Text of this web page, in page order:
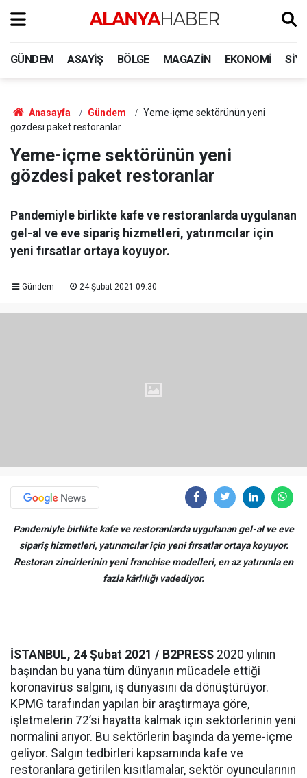
GÜNDEM ASAYIŞ BÖLGE MAGAZIN EKONOMI
Anasayfa Gündem
Yeme-içme sektörünün yeni
gözdesi paket restoranlar
Yeme-içme sektörünün yeni
gözdesi paket restoranlar
Pandemiyle birlikte kafe ve restoranlarda uygulanan
gel-al ve eve sipariş hizmetleri, yatırımcılar için
yeni fırsatlar ortaya koyuyor.
Gündem 24 Şubat 2021 09:30
Pandemiyle birlikte kafe ve restoranlarda uygulanan gel-al ve eve
sipariş hizmetleri, yatırımcılar için yeni fırsatlar ortaya koyuyor.
Restoran zincirlerinin yeni franchise modelleri, en az yatırımla en
fazla kârlılığı vadediyor.
İSTANBUL, 24 Şubat 2021 / B2PRESS 2020 yılının
başından bu yana tüm dünyanın mücadele ettiği
koronavirüs salgını, iş dünyasını da dönüştürüyor.
KPMG tarafından yapılan bir araştırmaya göre,
işletmelerin 72’si hayatta kalmak için sektörlerinin yeni
normalini arıyor. Bu sektörlerin başında da yeme-içme
geliyor. Salgın tedbirleri kapsamında kafe ve
restoranlara getirilen kısıtlamalar, sektör oyuncularının